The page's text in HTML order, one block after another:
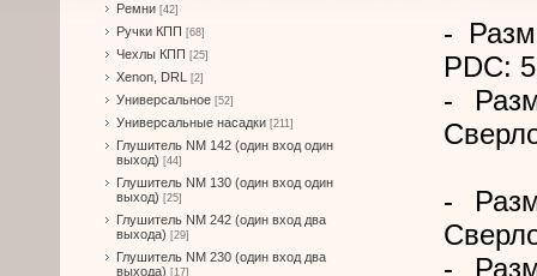
Ремни [42]
Ручки КПП [68]
Чехлы КПП [25]
Xenon, DRL [2]
Универсальное [52]
Универсальные насадки [211]
Глушитель NM 142 (один вход один
выход) [44]
Глушитель NM 130 (один вход один
выход) [25]
Глушитель NM 242 (один вход два
выхода) [29]
Глушитель NM 230 (один вход два
выхода) [17]
-
PDC:
-
-
-